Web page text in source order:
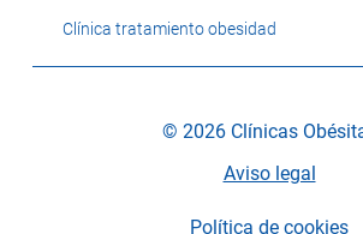
Clínica tratamiento obesidad
© 2026 Clínicas
Aviso legal
Política de cookies